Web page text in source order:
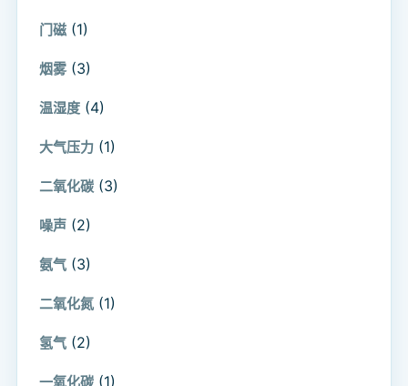
门磁 (1)
烟雾 (3)
温湿度 (4)
大气压力 (1)
二氧化碳 (3)
噪声 (2)
氨气 (3)
二氧化氮 (1)
氢气 (2)
一氧化碳 (1)